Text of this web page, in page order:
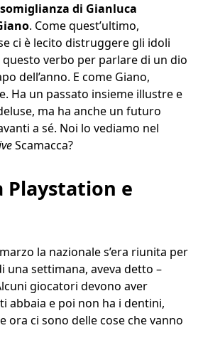
somiglianza di Gianluca
. Come quest’ultimo,
ci è lecito distruggere gli idoli
verbo per parlare di un dio
dell’anno. E come Giano,
Ha un passato insieme illustre e
ma ha anche un futuro
a sé. Noi lo vediamo nel
Scamacca?
Playstation e
la nazionale s’era riunita per
una settimana, aveva detto –
giocatori devono aver
abbaia e poi non ha i dentini,
ora ci sono delle cose che vanno